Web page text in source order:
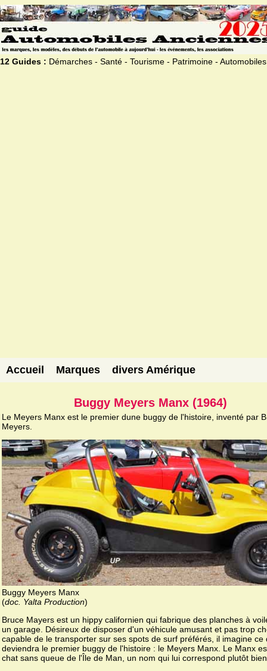
12 Guides : Démarches - Santé - Tourisme - Patrimoine - Automobiles
Accueil Marques divers Amérique
Buggy Meyers Manx (1964)
Le Meyers Manx est le premier dune buggy de l'histoire, inventé par
Meyers.
Buggy Meyers Manx
(doc. Yalta Production)
Bruce Mayers est un hippy californien qui fabrique des planches à
un garage. Désireux de disposer d'un véhicule amusant et pas trop
capable de le transporter sur ses spots de surf préférés, il imagine ce
deviendra le premier buggy de l'histoire : le Meyers Manx. Le Manx
chat sans queue de l'Île de Man, un nom qui lui correspond plutôt